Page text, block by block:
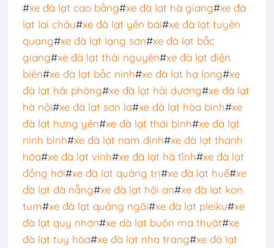
#xe đà lạt cao bằng#xe đà lạt hà giang#xe đà
lạt lai châu#xe đà lạt yên bái#xe đà lạt tuyên
quang#xe đà lạt lạng sơn#xe đà lạt bắc
giang#xe đà lạt thái nguyên#xe đà lạt điện
biên#xe đà lạt bắc ninh#xe đà lạt hạ long#xe
đà lạt hải phòng#xe đà lạt hải dương#xe đà lạt
hà nội#xe đà lạt sơn la#xe đà lạt hòa bình#xe
đà lạt hưng yên#xe đà lạt thái bình#xe đà lạt
ninh bình#xe đà lạt nam định#xe đà lạt thanh
hóa#xe đà lạt vinh#xe đà lạt hà tĩnh#xe đà lạt
đồng hới#xe đà lạt quảng trị#xe đà lạt huế#xe
đà lạt đà nẵng#xe đà lạt hội an#xe đà lạt kon
tum#xe đà lạt quảng ngãi#xe đà lạt pleiku#xe
đà lạt quy nhơn#xe dà lạt buôn ma thuật#xe
đà lạt tuy hòa#xe đà lạt nha trang#xe đà lạt